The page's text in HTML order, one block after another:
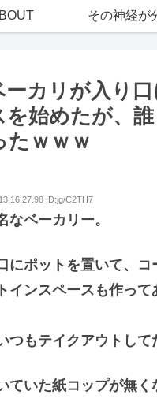
その神経が
カリが入り
を始めたが、
たｗｗｗ
ID:jg/C2TH7
なベーカリー。
にポットを置いて、コ
インスペースも作っ
もテイクアウトして
ていた紙コップが無